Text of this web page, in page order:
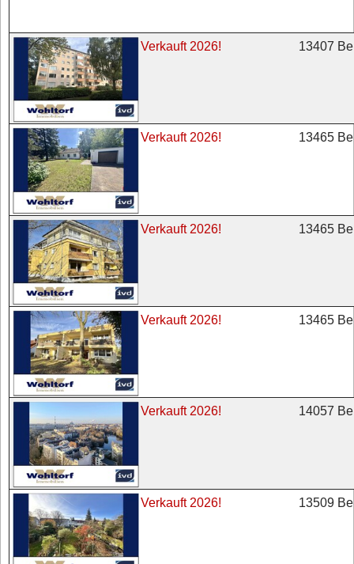
Verkauft 2026! 13407
Verkauft 2026! 13465
Verkauft 2026! 13465
Verkauft 2026! 13465
Verkauft 2026! 14057
Verkauft 2026! 13509